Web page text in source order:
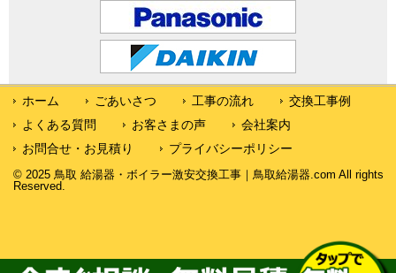
ホーム ごあいさつ 工事の流れ
交換工事例
よくある質問
お客さまの声
会社案内
お問合せ・お見積り
プライバシーポリシー
© 2025 鳥取 給湯器・ボイラー激安交換工事｜鳥取給湯器.com All rights
Reserved.